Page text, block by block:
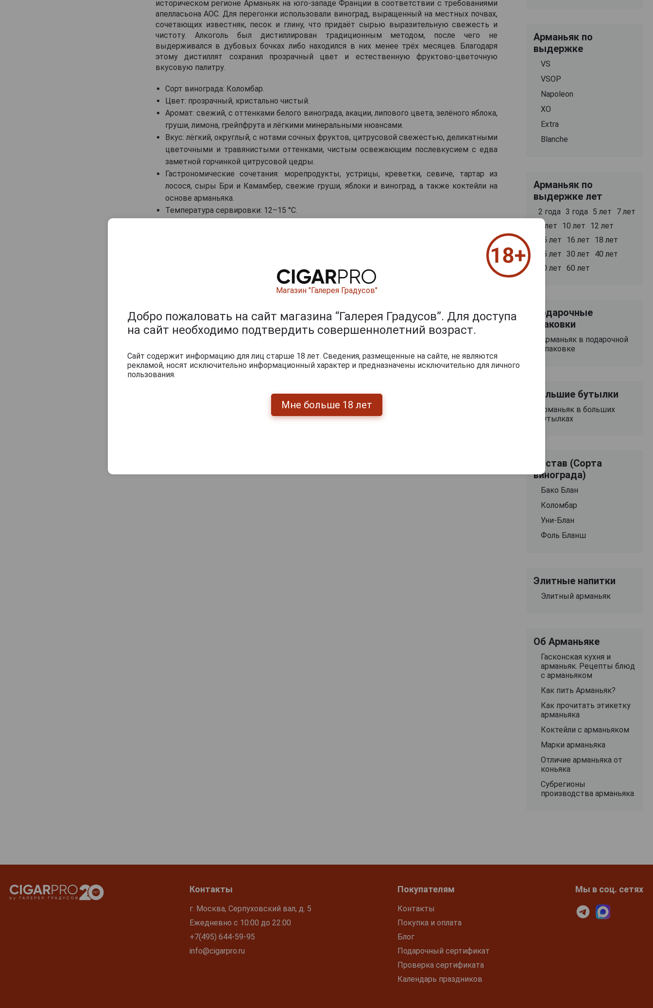
историческом регионе Арманьяк на юго-западе Франции в соответствии с требованиями
апелласьона AOC. Для перегонки использовали виноград, выращенный на местных почвах,
сочетающих известняк, песок и глину, что придаёт сырью выразительную свежесть и
чистоту. Алкоголь был дистиллирован традиционным методом, после чего не
выдерживался в дубовых бочках либо находился в них менее трёх месяцев. Благодаря
этому дистиллят сохранил прозрачный цвет и естественную фруктово-цветочную
вкусовую палитру.
Сорт винограда: Коломбар.
Цвет: прозрачный, кристально чистый.
Аромат: свежий, с оттенками белого винограда, акации, липового цвета, зелёного яблока,
груши, лимона, грейпфрута и лёгкими минеральными нюансами.
Вкус: лёгкий, округлый, с нотами сочных фруктов, цитрусовой свежестью, деликатными
цветочными и травянистыми оттенками, чистым освежающим послевкусием с едва
заметной горчинкой цитрусовой цедры.
Гастрономические сочетания: морепродукты, устрицы, креветки, севиче, тартар из
лосося, сыры Бри и Камамбер, свежие груши, яблоки и виноград, а также коктейли на
основе арманьяка.
Температура сервировки: 12–15 °C.
Арманьяк по
выдержке
VS
VSOP
Napoleon
XO
Extra
Blanche
Арманьяк по
выдержке лет
2 года 3 года 5 лет
7 лет
8 лет
10 лет
12 лет
15 лет
16 лет
18 лет
25 лет 30 лет
40 лет
50 лет 60 лет
Подарочные
упаковки
Арманьяк в подарочной
упаковке
Большие бутылки
Арманьяк в больших
бутылках
Состав (Сорта
винограда)
Бако Блан
Коломбар
Уни-Блан
Фоль Бланш
Элитные напитки
Элитный арманьяк
Об Арманьяке
Гасконская кухня и
арманьяк. Рецепты блюд
с арманьяком
Как пить Арманьяк?
Как прочитать этикетку
арманьяка
Коктейли с арманьяком
Марки арманьяка
Отличие арманьяка от
коньяка
Субрегионы
производства арманьяка
Контакты
г. Москва, Серпуховский вал, д. 5
Ежедневно с 10:00 до 22:00
+7(495) 644-59-95
info@cigarpro.ru
Покупателям
Контакты
Покупка и оплата
Блог
Подарочный сертификат
Проверка сертификата
Календарь праздников
Мы в соц. сетях
Магазин "Галерея Градусов"
Добро пожаловать на сайт магазина “Галерея Градусов”. Для доступа
на сайт необходимо подтвердить совершеннолетний возраст.
Сайт содержит информацию для лиц старше 18 лет. Сведения, размещенные на сайте, не являются
рекламой, носят исключительно информационный характер и предназначены исключительно для личного
пользования.
Мне больше 18 лет